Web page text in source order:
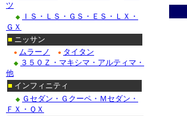
ツ
◆
ＩＳ・ＬＳ・ＧＳ・ＥＳ・ＬＸ・
ＧＸ
■ ニッサン
● ムラーノ ● タイタン
◆ ３５０Ｚ・マキシマ・アルティマ・
他
■ インフィニティ
◆ Ｇセダン・Ｇクーペ・Ｍセダン・
ＦＸ・ＱＸ